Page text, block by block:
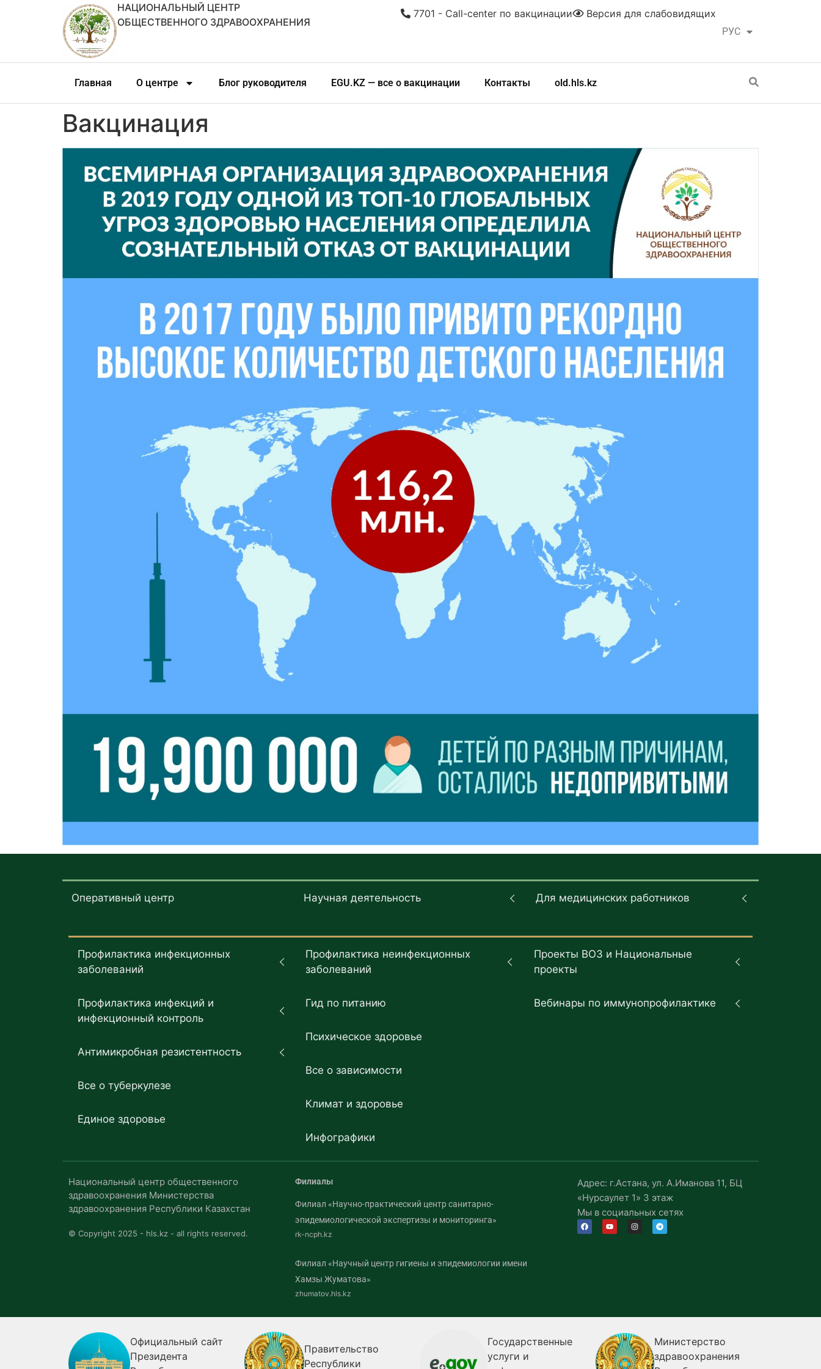
НАЦИОНАЛЬНЫЙ ЦЕНТР
ОБЩЕСТВЕННОГО ЗДРАВООХРАНЕНИЯ
РУС
ҚАЗ
Версия для слабовидящих
7701 - Call-center по вакцинации
Главная О центре Блог руководителя EGU.KZ — все о вакцинации Контакты old.hls.kz
Вакцинация
Оперативный центр Научная деятельность Для медицинских работников
Профилактика инфекционных
заболеваний
Профилактика инфекций и
инфекционный контроль
Антимикробная резистентность
Все о туберкулезе
Единое здоровье
Профилактика неинфекционных
заболеваний
Гид по питанию
Психическое здоровье
Все о зависимости
Климат и здоровье
Инфографики
Проекты ВОЗ и Национальные
проекты
Вебинары по иммунопрофилактике
Национальный центр общественного
здравоохранения Министерства
здравоохранения Республики Казахстан
© Copyright 2025 - hls.kz - all rights reserved.
Филиалы
Филиал «Научно-практический центр санитарно-
эпидемиологической экспертизы и мониторинга»
rk-ncph.kz
Филиал «Научный центр гигиены и эпидемиологии имени
Хамзы Жуматова»
zhumatov.hls.kz
Адрес: г.Астана, ул. А.Иманова 11, БЦ
«Нурсаулет 1» 3 этаж
Мы в социальных сетях
Официальный сайт
Президента
Правительство
Республики
Государственные
услуги и
Министерство
здравоохранения